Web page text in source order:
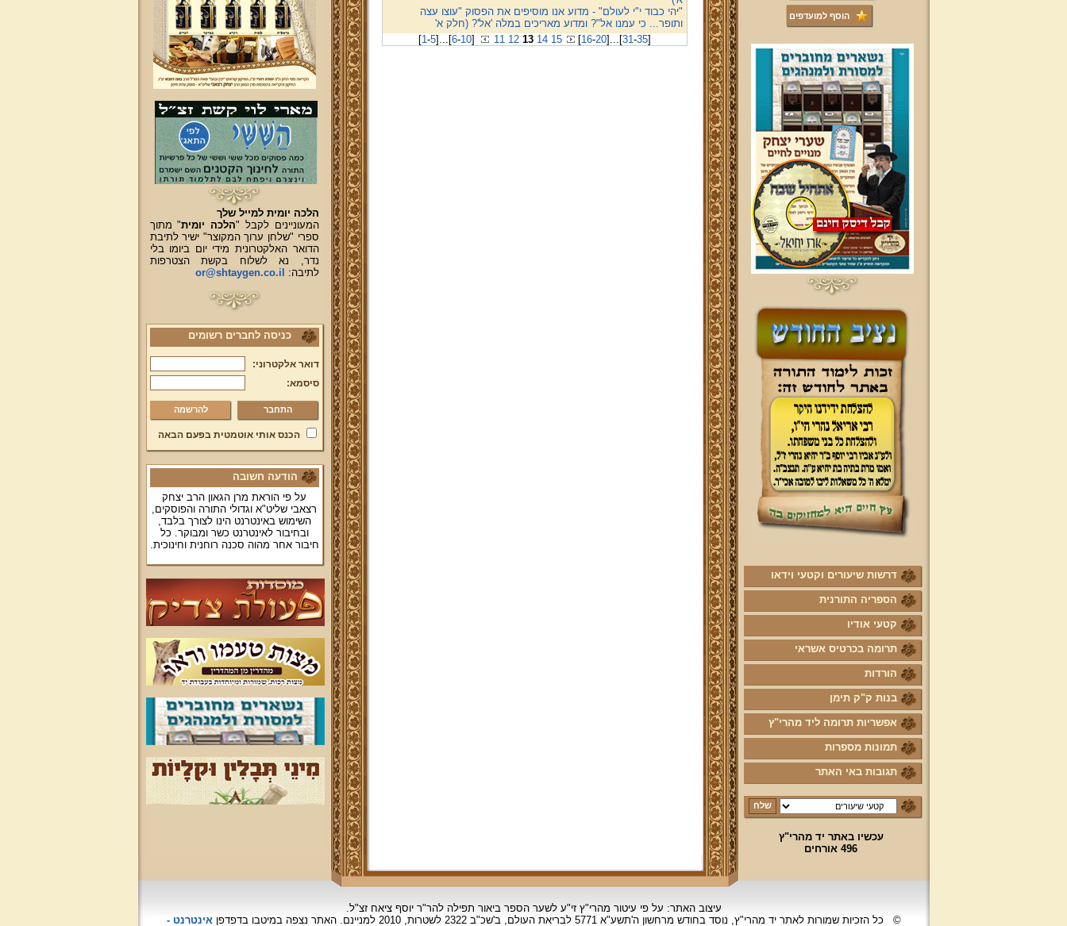
הוסף למועדפים
דרשות שיעורים וקטעי וידאו
הספריה התורנית
קטעי אודיו
תרומה בכרטיס אשראי
הורדות
בנות ק"ק תימן
אפשריות תרומה ליד מהרי"ץ
תמונות מספרות
תגובות באי האתר
עכשיו באתר יד מהרי"ץ
496 אורחים
"יהי כבוד י"י לעולם" - מדוע אנו מוסיפים את הפסוק "עוצו עצה
ותופר... כי עמנו אל"? ומדוע מאריכים במלה 'אל'? (חלק א'
[1-5] ... [6-10] 11 12 13 14 15 [16-20] ... [31-35]
הלכה יומית למייל שלך
המעוניינים לקבל "הלכה יומית" מתוך
ספרי "שלחן ערוך המקוצר" ישיר לתיבת
הדואר האלקטרונית מידי יום ביומו בלי
נדר, נא לשלוח בקשת הצטרפות
לתיבה:
or@shtaygen.co.il
כניסה לחברים רשומים
דואר אלקטרוני:
סיסמא:
להרשמה
הכנס אותי אוטמטית בפעם הבאה
הודעה חשובה
על פי הוראת מרן הגאון הרב יצחק
רצאבי שליט"א וגדולי התורה והפוסקים,
השימוש באינטרנט הינו לצורך בלבד,
ובחיבור לאינטרנט כשר ומבוקר. כל
חיבור אחר מהוה סכנה רוחנית וחינוכית.
עיצוב האתר: על פי עיטור מהרי"ץ זי"ע לשער הספר ביאור תפילה להר"ר יוסף ציאח זצ"ל.
©
כל הזכיות שמורות לאתר יד מהרי"ץ, נוסד בחודש מרחשוןה'תשע"א 5771 לבריאת העולם, ב'שכ"ב 2322 לשטרות, 2010 למניינם. האתר נצפהבמיטבו בדפדפןאינטרנט -